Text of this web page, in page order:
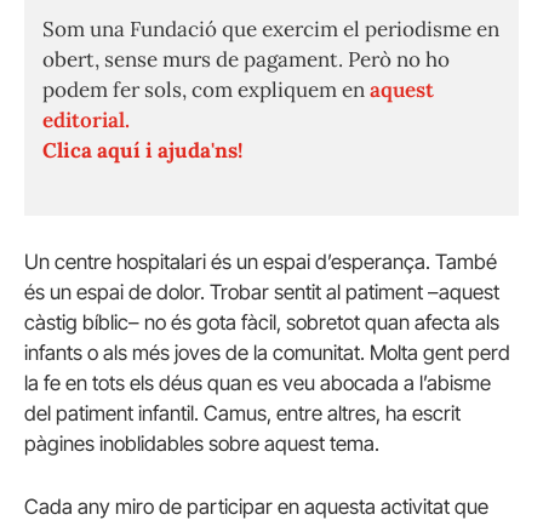
Som una Fundació que exercim el periodisme en
obert, sense murs de pagament. Però no ho
podem fer sols, com expliquem enaquest
editorial.
Clica aquí i ajuda'ns!
Un centre hospitalari és un espai d’esperança. També
és un espai de dolor. Trobar sentit al patiment –aquest
càstig bíblic– no és gota fàcil, sobretot quan afecta als
infants o als més joves de la comunitat. Molta gent perd
la fe en tots els déus quan es veu abocada a l’abisme
del patiment infantil. Camus, entre altres, ha escrit
pàgines inoblidables sobre aquest tema.
Cada any miro de participar en aquesta activitat que